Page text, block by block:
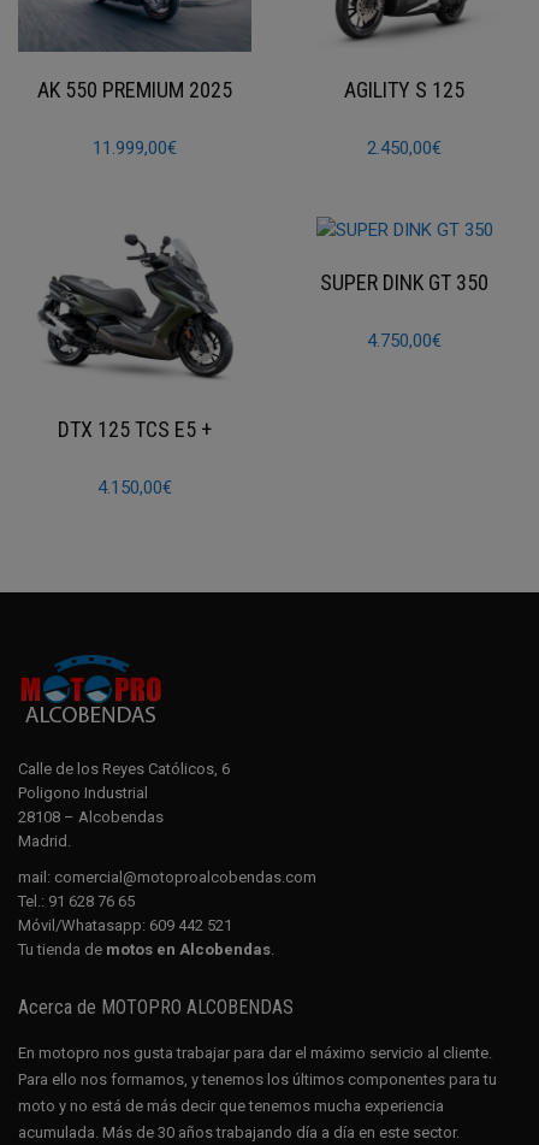
AK 550 PREMIUM 2025
11.999,00€
AGILITY S 125
2.450,00€
DTX 125 TCS E5 +
4.150,00€
SUPER DINK GT 350
4.750,00€
Calle de los Reyes Católicos, 6
Poligono Industrial
28108 – Alcobendas
Madrid.
mail: comercial@motoproalcobendas.com
Tel.: 91 628 76 65
Móvil/Whatasapp: 609 442 521
Tu tienda de motos en Alcobendas.
Acerca de MOTOPRO ALCOBENDAS
En motopro nos gusta trabajar para dar el máximo servicio al cliente.
Para ello nos formamos, y tenemos los últimos componentes para tu
moto y no está de más decir que tenemos mucha experiencia
acumulada. Más de 30 años trabajando día a día en este sector.